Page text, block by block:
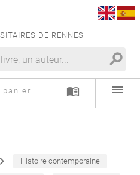
DE RENNES
search
panier menu_book menu
navigate_next Histoire contemporaine